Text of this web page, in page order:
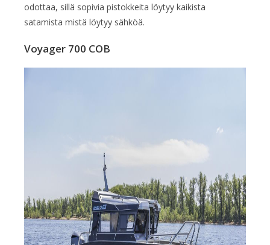
odottaa, sillä sopivia pistokkeita löytyy kaikista
satamista mistä löytyy sähköä.
Voyager 700 COB